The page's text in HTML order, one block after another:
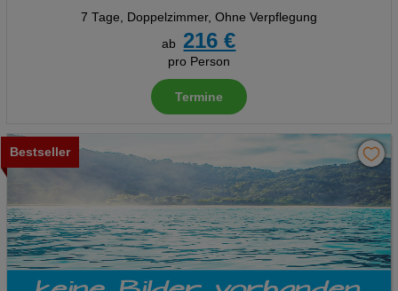
7 Tage, Doppelzimmer, Ohne Verpflegung
ab
216 €
pro Person
Termine
Bestseller